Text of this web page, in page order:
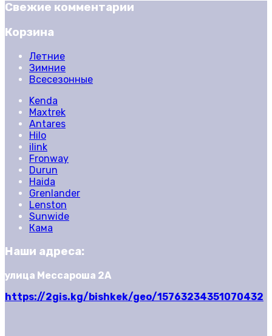
Свежие комментарии
Корзина
Летние
Зимние
Всесезонные
Kenda
Maxtrek
Antares
Hilo
ilink
Fronway
Durun
Haida
Grenlander
Lenston
Sunwide
Кама
Наши адреса:
улица Мессароша 2А
https://2gis.kg/bishkek/geo/15763234351070432